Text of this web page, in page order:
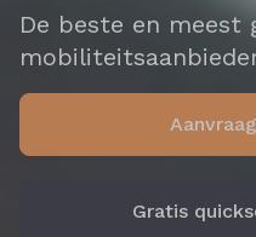
De beste en meest
Gratis